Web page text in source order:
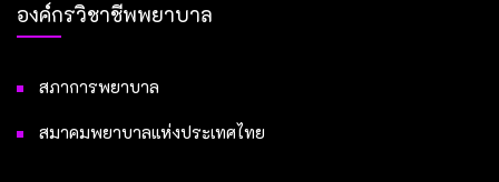
องค์กรวิชาชีพพยาบาล
สภาการพยาบาล
สมาคมพยาบาลแห่งประเทศไทย